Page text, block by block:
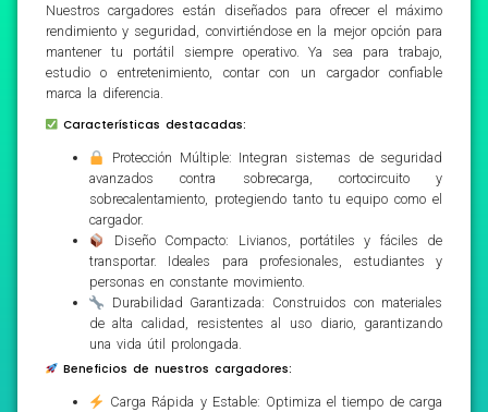
Nuestros cargadores están diseñados para ofrecer el máximo
rendimiento y seguridad, convirtiéndose en la mejor opción para
mantener tu portátil siempre operativo. Ya sea para trabajo,
estudio o entretenimiento, contar con un cargador confiable
marca la diferencia.
Características destacadas:
Protección Múltiple: Integran sistemas de seguridad
avanzados contra sobrecarga, cortocircuito y
sobrecalentamiento, protegiendo tanto tu equipo como el
cargador.
Diseño Compacto: Livianos, portátiles y fáciles de
transportar. Ideales para profesionales, estudiantes y
personas en constante movimiento.
Durabilidad Garantizada: Construidos con materiales
de alta calidad, resistentes al uso diario, garantizando
una vida útil prolongada.
Beneficios de nuestros cargadores:
Carga Rápida y Estable: Optimiza el tiempo de carga